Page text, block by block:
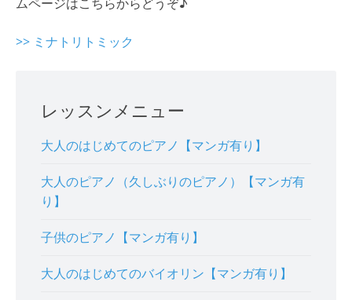
>> ミナトリトミック
レッスンメニュー
大人のはじめてのピアノ【マンガ有り】
大人のピアノ（久しぶりのピアノ）【マンガ有
り】
子供のピアノ【マンガ有り】
大人のはじめてのバイオリン【マンガ有り】